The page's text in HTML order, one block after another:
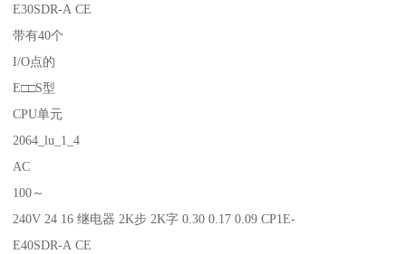
E30SDR-A CE
带有40个
I/O点的
E□□S型
CPU单元
2064_lu_1_4
AC
100～
240V 24 16 继电器 2K步 2K字 0.30 0.17 0.09 CP1E-
E40SDR-A CE